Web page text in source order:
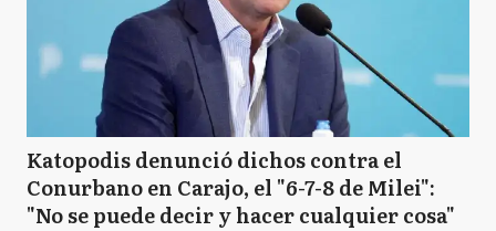
Katopodis denunció dichos contra el
Conurbano en Carajo, el "6-7-8 de Milei":
"No se puede decir y hacer cualquier cosa"